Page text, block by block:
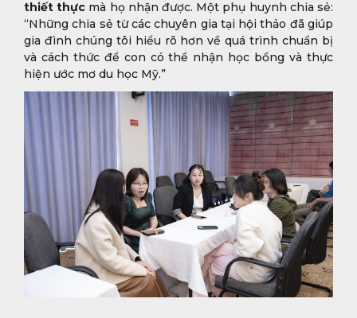
thiết thực mà họ nhận được. Một phụ huynh chia sẻ:
“Những chia sẻ từ các chuyên gia tại hội thảo đã giúp
gia đình chúng tôi hiểu rõ hơn về quá trình chuẩn bị
và cách thức để con có thể nhận học bổng và thực
hiện ước mơ du học Mỹ.”